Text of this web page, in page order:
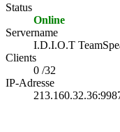
Status
Online
Servername
I.D.I.O.T
Clients
0 /32
IP-Adresse